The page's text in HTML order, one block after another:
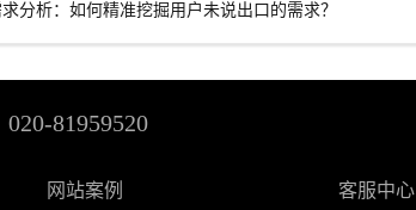
分析：如何精准挖掘用户未说出口的需求？
020-81959520
网站案例 客服中心